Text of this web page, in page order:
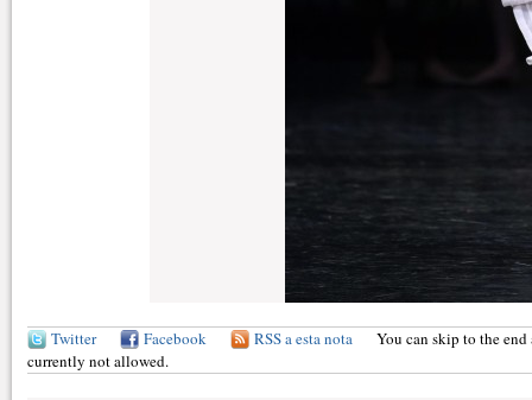
Twitter Facebook RSS a esta nota
You can skip to the
currently not allowed.